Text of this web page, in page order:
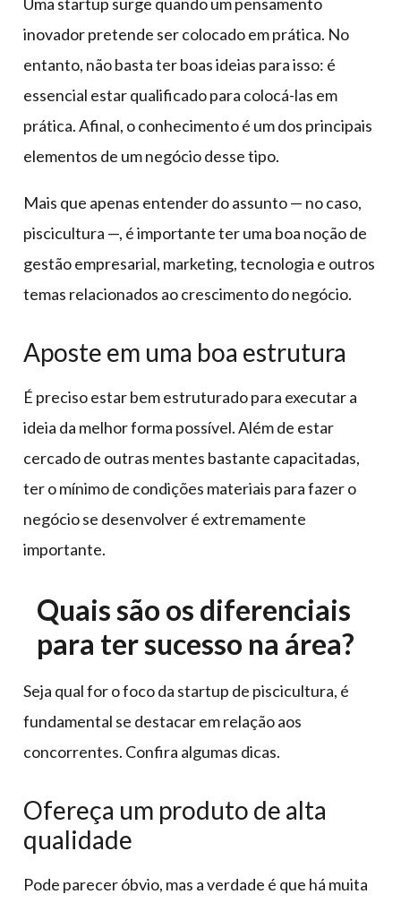
inovador pretende ser colocado em prática. No
entanto, não basta ter boas ideias para isso: é
essencial estar qualificado para colocá-las em
prática. Afinal, o conhecimento é um dos principais
elementos de um negócio desse tipo.
Mais que apenas entender do assunto — no caso,
piscicultura —, é importante ter uma boa noção de
gestão empresarial, marketing, tecnologia e outros
temas relacionados ao crescimento do negócio.
Aposte em uma boa estrutura
É preciso estar bem estruturado para executar a
ideia da melhor forma possível. Além de estar
cercado de outras mentes bastante capacitadas,
ter o mínimo de condições materiais para fazer o
negócio se desenvolver é extremamente
importante.
Quais são os diferenciais
para ter sucesso na área?
Seja qual for o foco da startup de piscicultura, é
fundamental se destacar em relação aos
concorrentes. Confira algumas dicas.
Ofereça um produto de alta
qualidade
Pode parecer óbvio, mas a verdade é que há muita